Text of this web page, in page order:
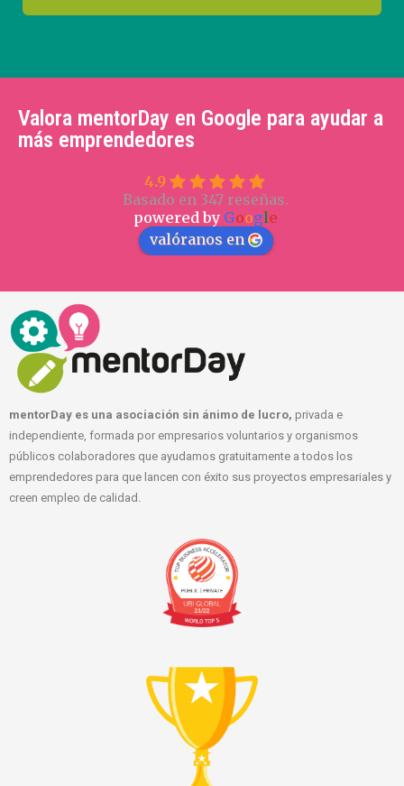
Valora mentorDay en Google para ayudar a
más emprendedores
4.9
Basado en 347 reseñas.
powered by Google
valóranos en
mentorDay es una asociación sin ánimo de lucro, privada e
independiente, formada por empresarios voluntarios y organismos
públicos colaboradores que ayudamos gratuitamente a todos los
emprendedores para que lancen con éxito sus proyectos empresariales y
creen empleo de calidad.